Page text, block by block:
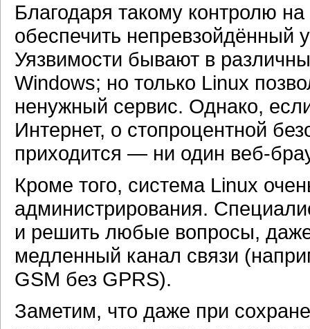
Благодаря такому контролю
обеспечить непревзойдённый
Уязвимости бывают в
Windows; но только Linux
ненужный сервис. Однако,
Интернет, о стопроцентной
приходится — ни один веб-
Кроме того, система Linux
администрирования.
и решить любые вопросы,
медленный канал связи
GSM без GPRS).
Заметим, что даже при